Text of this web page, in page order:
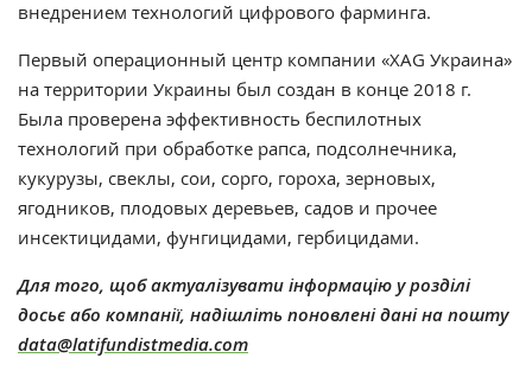
внедрением технологий цифрового фарминга.
Первый операционный центр компании «XAG Украина»
на территории Украины был создан в конце 2018 г.
Была проверена эффективность беспилотных
технологий при обработке рапса, подсолнечника,
кукурузы, свеклы, сои, сорго, гороха, зерновых,
ягодников, плодовых деревьев, садов и прочее
инсектицидами, фунгицидами, гербицидами.
Для того, щоб актуалізувати інформацію у розділі
досьє або компанії, надішліть поновлені дані на пошту
data@latifundistmedia.com